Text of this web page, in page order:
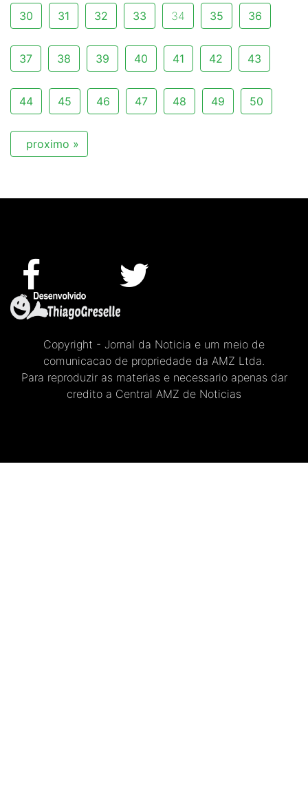
30 31 32 33 34 35 36
37 38 39 40 41 42 43
44 45 46 47 48 49 50
proximo »
Copyright - Jornal da Noticia e um meio de
comunicacao de propriedade da AMZ Ltda.
Para reproduzir as materias e necessario apenas dar
credito a Central AMZ de Noticias